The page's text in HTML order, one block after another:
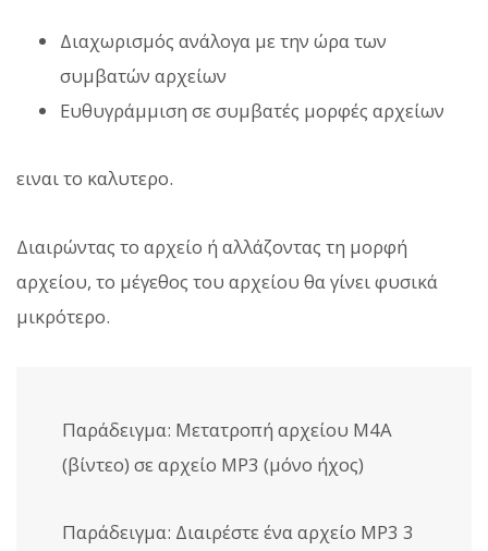
Διαχωρισμός ανάλογα με την ώρα των
συμβατών αρχείων
Ευθυγράμμιση σε συμβατές μορφές αρχείων
ειναι το καλυτερο.
Διαιρώντας το αρχείο ή αλλάζοντας τη μορφή
αρχείου, το μέγεθος του αρχείου θα γίνει φυσικά
μικρότερο.
Παράδειγμα: Μετατροπή αρχείου M4A
(βίντεο) σε αρχείο MP3 (μόνο ήχος)
Παράδειγμα: Διαιρέστε ένα αρχείο MP3 3